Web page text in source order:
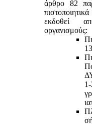
άρθρο 82
εκδοθεί
οργανισμούς: